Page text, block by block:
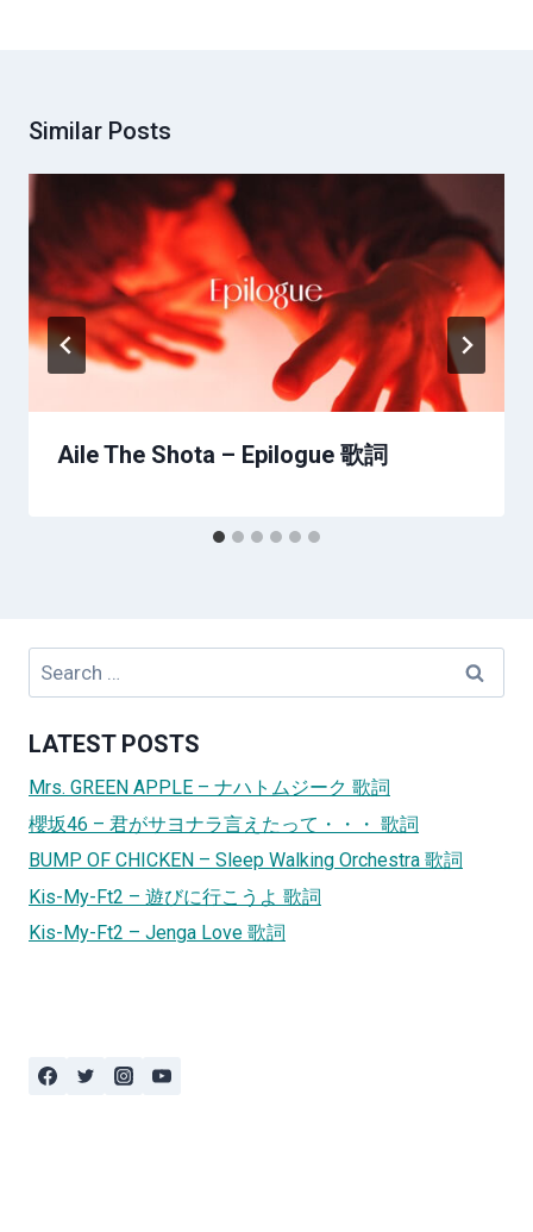
Similar Posts
Aile The Shota – Epilogue 歌詞
Search
LATEST POSTS
Mrs. GREEN APPLE – ナハトムジーク 歌詞
櫻坂46 – 君がサヨナラ言えたって・・・ 歌詞
BUMP OF CHICKEN – Sleep Walking Orchestra 歌詞
Kis-My-Ft2 – 遊びに行こうよ 歌詞
Kis-My-Ft2 – Jenga Love 歌詞